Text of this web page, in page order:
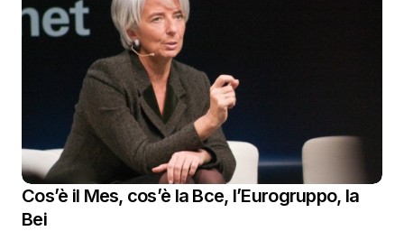
Cos’è il Mes, cos’è la Bce, l’Eurogruppo, la
Bei